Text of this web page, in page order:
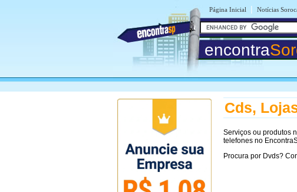
Página Inicial | Notícias
encontra
Cds,
Serviços ou produtos
telefones no
Procura por Dvds?